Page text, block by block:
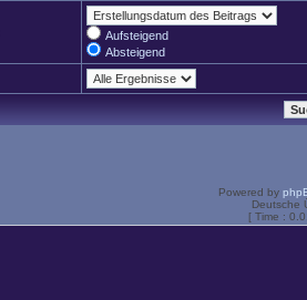
Aufsteigend
Absteigend
Powered by
Deutsche
[ Time :